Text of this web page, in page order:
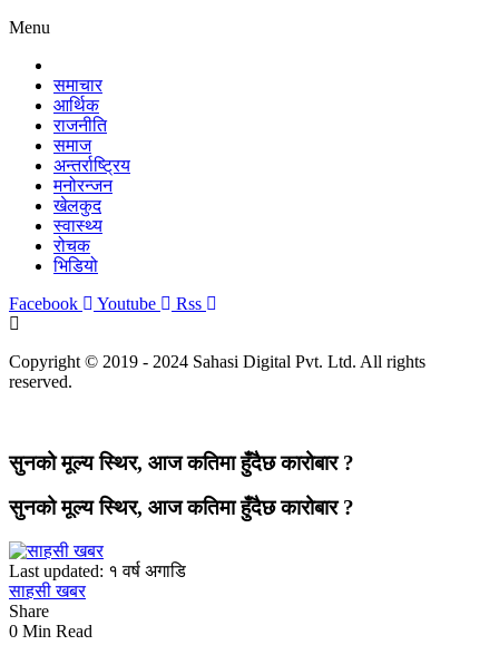
Menu
समाचार
आर्थिक
राजनीति
समाज
अन्तर्राष्ट्रिय
मनोरन्जन
खेलकुद
स्वास्थ्य
रोचक
भिडियो
Facebook
Youtube Rss
Copyright © 2019 - 2024 Sahasi Digital Pvt. Ltd. All rights
reserved.
सुनको मूल्य स्थिर, आज कतिमा हुँदैछ कारोबार ?
सुनको मूल्य स्थिर, आज कतिमा हुँदैछ कारोबार ?
Last updated: १ वर्ष अगाडि
साहसी खबर
Share
0 Min Read